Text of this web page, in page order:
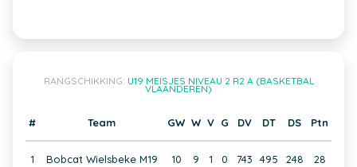
RANGSCHIKKING: U19 MEISJES NIVEAU 2 R2 A (BASKETBAL
VLAANDEREN)
# Team GW W V G DV DT DS Ptn
1
Bobcat Wielsbeke M19
10 9 1 0 743 495 248 28